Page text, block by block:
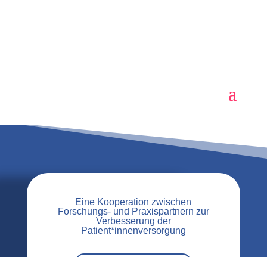
Eine Kooperation zwischen
Forschungs- und Praxispartnern zur
Verbesserung der
Patient*innenversorgung